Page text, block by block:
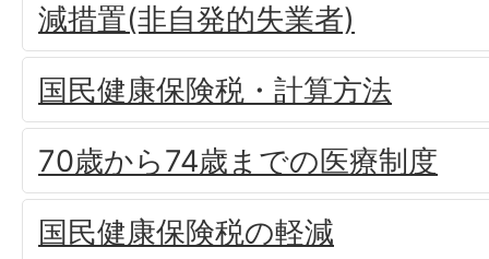
減措置(非自発的失業者)
国民健康保険税・計算方法
70歳から74歳までの医療制度
国民健康保険税の軽減